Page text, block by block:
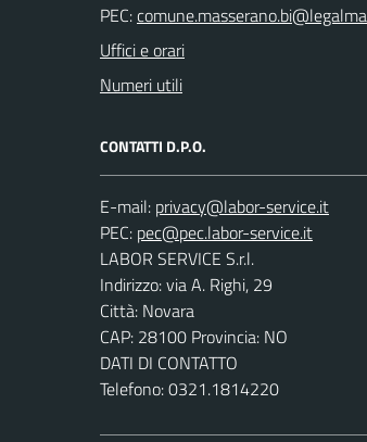
PEC:
Uffici e orari
Numeri utili
CONTATTI D.P.O.
E-mail:
PEC:
LABOR SERVICE S.r.l.
Indirizzo: via A. Righi, 29
Città: Novara
CAP: 28100 Provincia: NO
DATI DI CONTATTO
Telefono: 0321.1814220